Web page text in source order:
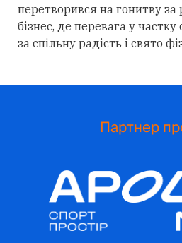
перетворився на гонитву
бізнес, де перевага у
за спільну радість і свято
Партнер